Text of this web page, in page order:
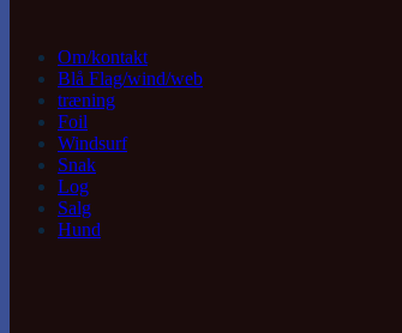
Om/kontakt
Blå Flag/wind/web
træning
Foil
Windsurf
Snak
Log
Salg
Hund